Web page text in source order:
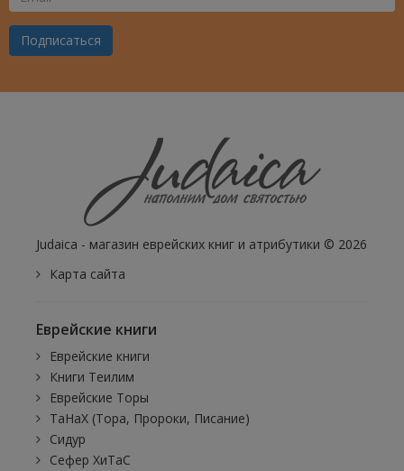
Ваш
Email
Подписаться
Judaica - магазин еврейских книг и атрибутики © 2026
Карта сайта
Еврейские книги
Еврейские книги
Книги Теилим
Еврейские Торы
ТаНаХ (Тора, Пророки, Писание)
Сидур
Сефер ХиТаС